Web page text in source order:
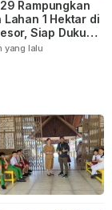
yang lalu
Rampungkan
Lahan 1 Hektar di
Siap Dukung